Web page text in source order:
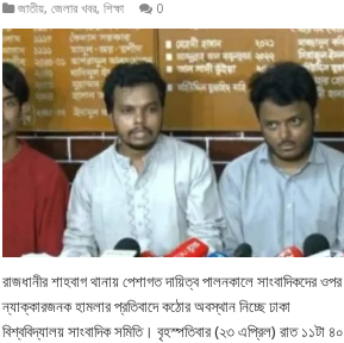
জাতীয়, জেলার খবর, শিক্ষা 0
রাজধানীর শাহবাগ থানায় পেশাগত দায়িত্ব পালনকালে সাংবাদিকদের ওপর
ন্যাক্কারজনক হামলার প্রতিবাদে কঠোর অবস্থান নিচ্ছে ঢাকা
বিশ্ববিদ্যালয় সাংবাদিক সমিতি। বৃহস্পতিবার (২৩ এপ্রিল) রাত ১১টা ৪০